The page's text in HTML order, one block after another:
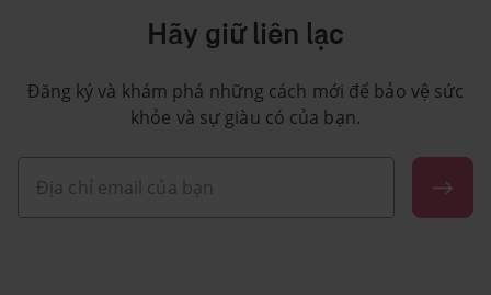
Hãy giữ liên lạc
Đăng ký và khám phá những cách mới để bảo vệ sức
khỏe và sự giàu có của bạn.